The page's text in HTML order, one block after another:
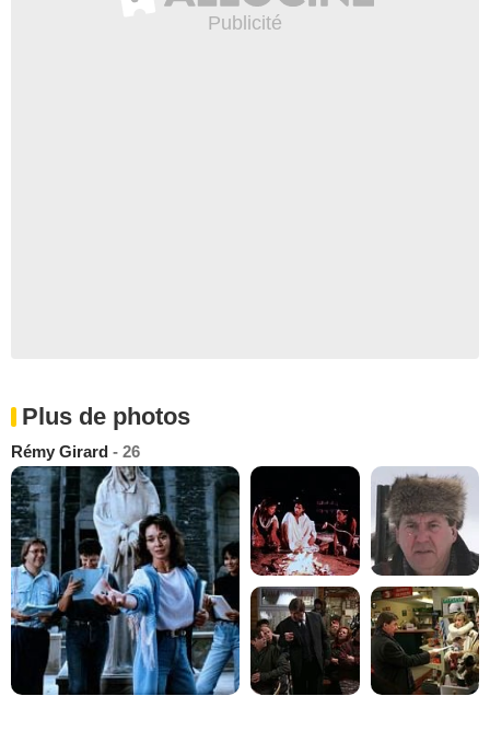
Plus de photos
Rémy Girard - 26